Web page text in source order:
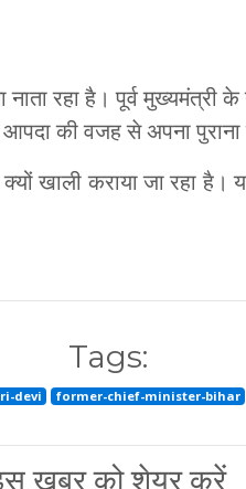
नाता रहा है। पूर्व मुख्यमंत्री
की वजह से अपना पुराना
खाली कराया जा रहा है।
Tags:
devi former-chief-minister-bihar
खबर को शेयर करें